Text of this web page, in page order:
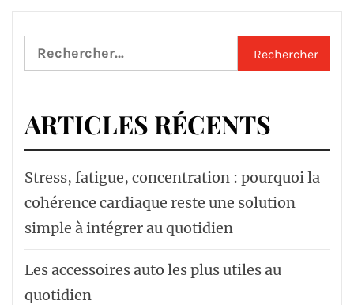
Rechercher :
ARTICLES RÉCENTS
Stress, fatigue, concentration : pourquoi la
cohérence cardiaque reste une solution
simple à intégrer au quotidien
Les accessoires auto les plus utiles au
quotidien